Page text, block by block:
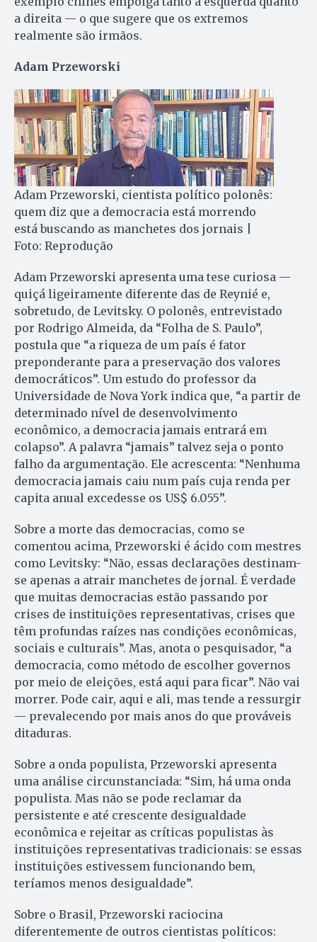
a direita — o que sugere que os extremos
realmente são irmãos.
Adam Przeworski
Adam Przeworski, cientista político polonês:
quem diz que a democracia está morrendo
está buscando as manchetes dos jornais |
Foto: Reprodução
Adam Przeworski apresenta uma tese curiosa —
quiçá ligeiramente diferente das de Reynié e,
sobretudo, de Levitsky. O polonês, entrevistado
por Rodrigo Almeida, da “Folha de S. Paulo”,
postula que “a riqueza de um país é fator
preponderante para a preservação dos valores
democráticos”. Um estudo do professor da
Universidade de Nova York indica que, “a partir de
determinado nível de desenvolvimento
econômico, a democracia jamais entrará em
colapso”. A palavra “jamais” talvez seja o ponto
falho da argumentação. Ele acrescenta: “Nenhuma
democracia jamais caiu num país cuja renda per
capita anual excedesse os US$ 6.055”.
Sobre a morte das democracias, como se
comentou acima, Przeworski é ácido com mestres
como Levitsky: “Não, essas declarações destinam-
se apenas a atrair manchetes de jornal. É verdade
que muitas democracias estão passando por
crises de instituições representativas, crises que
têm profundas raízes nas condições econômicas,
sociais e culturais”. Mas, anota o pesquisador, “a
democracia, como método de escolher governos
por meio de eleições, está aqui para ficar”. Não vai
morrer. Pode cair, aqui e ali, mas tende a ressurgir
— prevalecendo por mais anos do que prováveis
ditaduras.
Sobre a onda populista, Przeworski apresenta
uma análise circunstanciada: “Sim, há uma onda
populista. Mas não se pode reclamar da
persistente e até crescente desigualdade
econômica e rejeitar as críticas populistas às
instituições representativas tradicionais: se essas
instituições estivessem funcionando bem,
teríamos menos desigualdade”.
Sobre o Brasil, Przeworski raciocina
diferentemente de outros cientistas políticos: